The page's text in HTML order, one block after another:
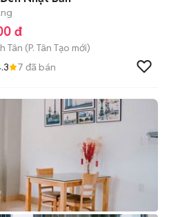
đ
Tân (P. Tân Tạo mới)
7 đã bán